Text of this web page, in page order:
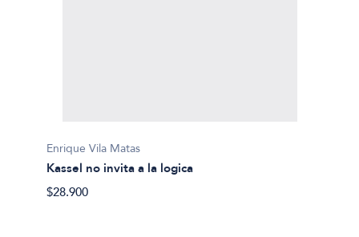
Enrique Vila Matas
Kassel no invita a la logica
$28.900